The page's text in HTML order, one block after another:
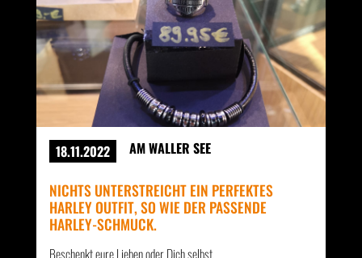
18.11.2022 AM WALLER SEE
NICHTS UNTERSTREICHT EIN PERFEKTES
HARLEY OUTFIT, SO WIE DER PASSENDE
HARLEY-SCHMUCK.